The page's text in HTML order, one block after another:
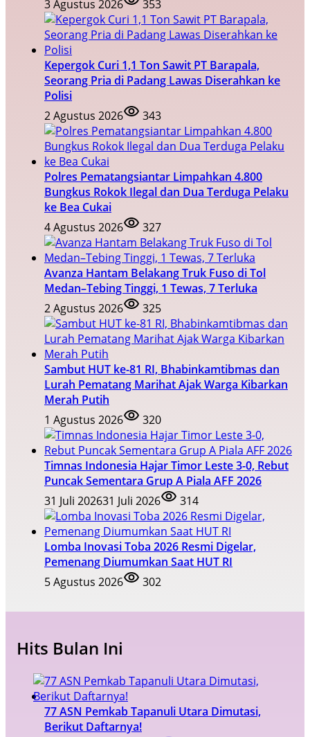
3 Agustus 2026
353
Kepergok Curi 1,1 Ton Sawit PT Barapala,
Seorang Pria di Padang Lawas Diserahkan ke
Polisi
2 Agustus 2026
343
Polres Pematangsiantar Limpahkan 4.800
Bungkus Rokok Ilegal dan Dua Terduga Pelaku
ke Bea Cukai
4 Agustus 2026
327
Avanza Hantam Belakang Truk Fuso di Tol
Medan–Tebing Tinggi, 1 Tewas, 7 Terluka
2 Agustus 2026
325
Sambut HUT ke-81 RI, Bhabinkamtibmas dan
Lurah Pematang Marihat Ajak Warga Kibarkan
Merah Putih
1 Agustus 2026
320
Timnas Indonesia Hajar Timor Leste 3-0, Rebut
Puncak Sementara Grup A Piala AFF 2026
31 Juli 202631 Juli 2026 314
Lomba Inovasi Toba 2026 Resmi Digelar,
Pemenang Diumumkan Saat HUT RI
5 Agustus 2026
302
Hits Bulan Ini
77 ASN Pemkab Tapanuli Utara Dimutasi,
Berikut Daftarnya!